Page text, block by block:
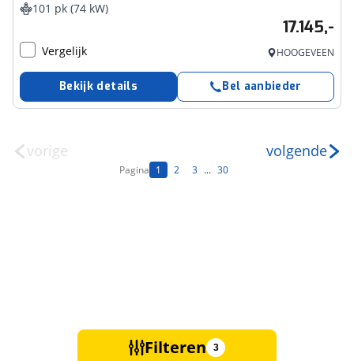
101 pk (74 kW)
17.145,-
Vergelijk HOOGEVEEN
Bekijk details Bel aanbieder
vorige
Pagina 1 2 3 ... 30
volgende
Filteren 3